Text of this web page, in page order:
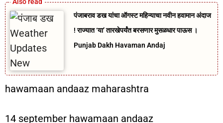
पंजाबराव डख यांचा ऑगस्ट महिन्याचा नवीन हवामान अंदाज
! राज्यात ‘या’ तारखेपर्यंत बरसणार मुसळधार पाऊस ।
Punjab Dakh Havaman Andaj
hawamaan andaaz maharashtra
14 september hawamaan andaaz